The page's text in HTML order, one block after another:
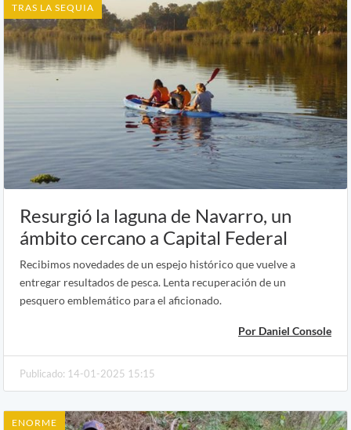
TRAS LA SEQUIA
Resurgió la laguna de Navarro, un
ámbito cercano a Capital Federal
Recibimos novedades de un espejo histórico que vuelve a
entregar resultados de pesca. Lenta recuperación de un
pesquero emblemático para el aficionado.
Por Daniel Console
Publicado: 14-01-2025 15:15
ENORME